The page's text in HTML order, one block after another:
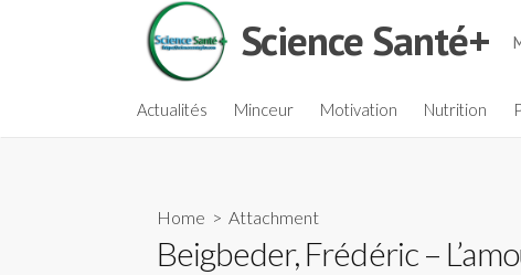
Science Santé+
Actualités Minceur Motivation Nutrition
Home > Attachment
Beigbeder, Frédéric –